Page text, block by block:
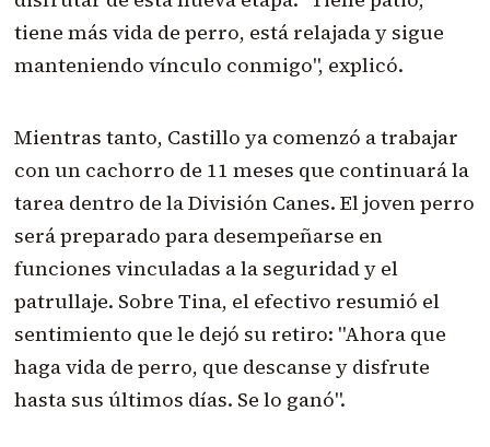
tiene más vida de perro, está relajada y sigue
manteniendo vínculo conmigo", explicó.
Mientras tanto, Castillo ya comenzó a trabajar
con un cachorro de 11 meses que continuará la
tarea dentro de la División Canes. El joven perro
será preparado para desempeñarse en
funciones vinculadas a la seguridad y el
patrullaje. Sobre Tina, el efectivo resumió el
sentimiento que le dejó su retiro: "Ahora que
haga vida de perro, que descanse y disfrute
hasta sus últimos días. Se lo ganó".